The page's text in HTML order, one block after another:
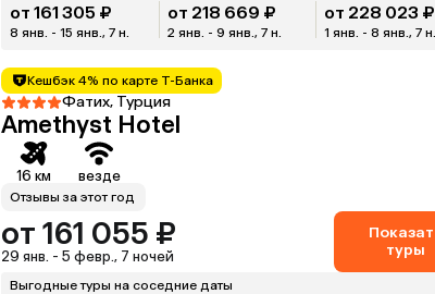
от 161 305 ₽
8 янв. - 15 янв., 7 н.
от 218 669 ₽
2 янв. - 9 янв., 7 н.
от 228 023 ₽
1 янв. - 8 янв., 7
Кешбэк 4% по карте Т-Банка
Фатих, Турция
Amethyst Hotel
16 км везде
Отзывы за этот год
от 161 055 ₽
29 янв. - 5 февр., 7 ночей
туры
Выгодные туры на соседние даты